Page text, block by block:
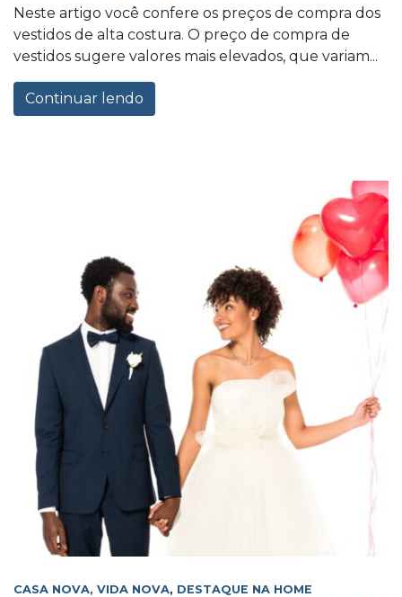
Neste artigo você confere os preços de compra dos
vestidos de alta costura. O preço de compra de
vestidos sugere valores mais elevados, que variam...
Continuar lendo
CASA NOVA, VIDA NOVA, DESTAQUE NA HOME